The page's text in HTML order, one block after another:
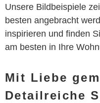
Unsere Bildbeispiele
besten angebracht
inspirieren und finden
am besten in Ihre
Mit Liebe
Detailreiche